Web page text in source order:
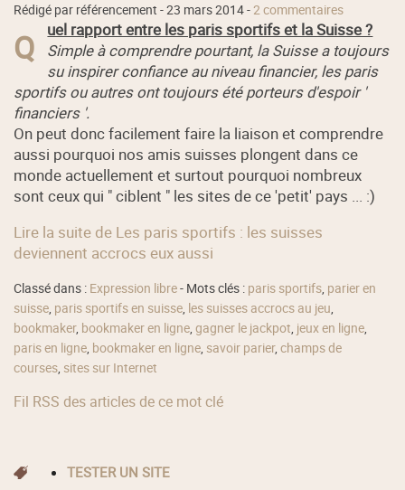
Rédigé par référencement -23 mars 2014-2 commentaires
Q
uel rapport entre les paris sportifs et la Suisse ?
Simple à comprendre pourtant, la Suisse a toujours
su inspirer confiance au niveau financier, les paris
sportifs ou autres ont toujours été porteurs d'espoir '
financiers '.
On peut donc facilement faire la liaison et comprendre
aussi pourquoi nos amis suisses plongent dans ce
monde actuellement et surtout pourquoi nombreux
sont ceux qui " ciblent " les sites de ce 'petit' pays ... :)
Lire la suite de Les paris sportifs : les suisses
deviennent accrocs eux aussi
Classé dans : Expression libre- Mots clés : paris sportifs, parier en
suisse, paris sportifs en suisse, les suisses accrocs au jeu,
bookmaker, bookmaker en ligne,gagner le jackpot, jeux en ligne,
paris en ligne, bookmaker en ligne, savoir parier,champs de
courses, sites sur Internet
Fil RSS des articles de ce mot clé
TESTER UN SITE